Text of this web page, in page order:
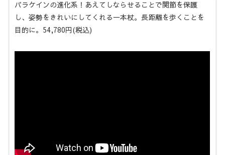
パラケインの進化系！あえてしならせることで関節を保護
し、姿勢をきれいにしてくれる一本杖。長距離を歩くことを
目的に。54,780円(税込)